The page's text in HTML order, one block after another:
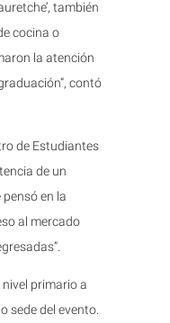
también
cocina o
la atención
contó
de Estudiantes
de un
en la
al mercado
primario a
sede del evento.